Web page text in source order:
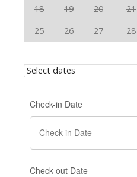
18
19 20 21
25
26 27 28
Select dates
Check-in Date
Check-out Date